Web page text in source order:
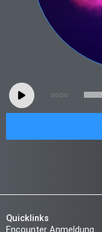
00:00
Quicklinks